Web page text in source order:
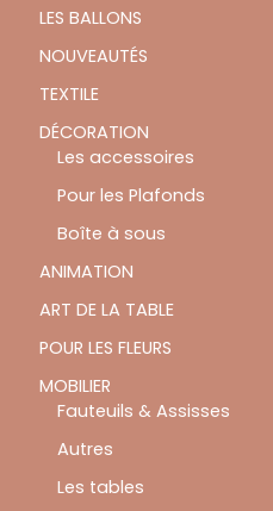
LES BALLONS
NOUVEAUTÉS
TEXTILE
DÉCORATION
Les accessoires
Pour les Plafonds
Boîte à sous
ANIMATION
ART DE LA TABLE
POUR LES FLEURS
MOBILIER
Fauteuils & Assisses
Autres
Les tables